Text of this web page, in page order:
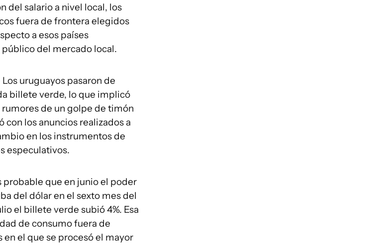
del salario a nivel local, los
fuera de frontera elegidos
a esos países
del mercado local.
uruguayos pasaron de
billete verde, lo que implicó
rumores de un golpe de timón
los anuncios realizados a
en los instrumentos de
especulativos.
probable que en junio el poder
del dólar en el sexto mes del
el billete verde subió 4%. Esa
de consumo fuera de
el que se procesó el mayor